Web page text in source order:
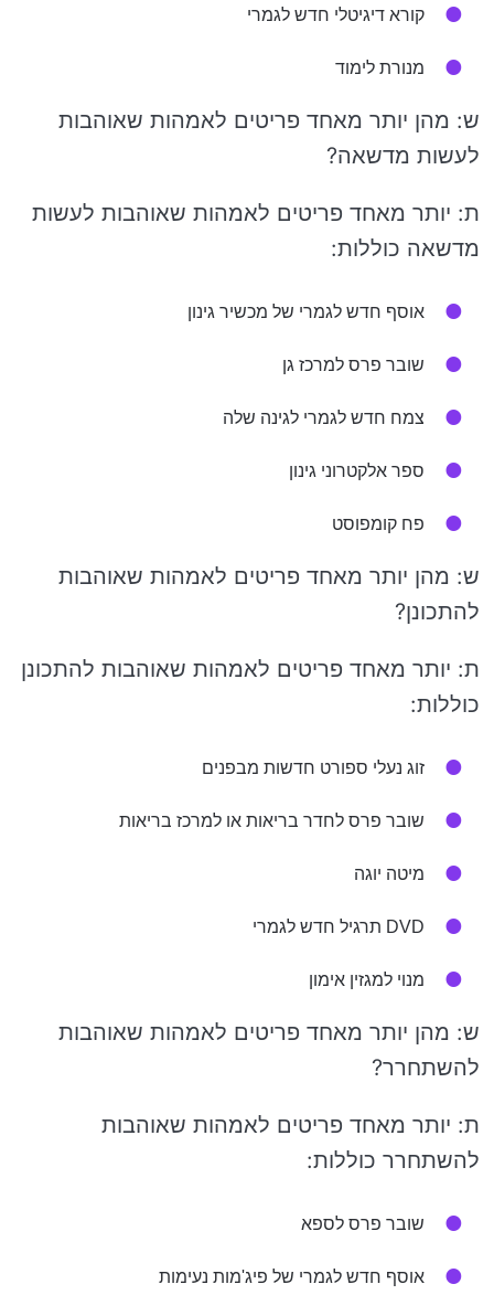
קורא דיגיטלי חדש לגמרי
מנורת לימוד
ש: מהן יותר מאחד פריטים לאמהות שאוהבות
לעשות מדשאה?
ת: יותר מאחד פריטים לאמהות שאוהבות לעשות
מדשאה כוללות:
אוסף חדש לגמרי של מכשיר גינון
שובר פרס למרכז גן
צמח חדש לגמרי לגינה שלה
ספר אלקטרוני גינון
פח קומפוסט
ש: מהן יותר מאחד פריטים לאמהות שאוהבות
להתכונן?
ת: יותר מאחד פריטים לאמהות שאוהבות להתכונן
כוללות:
זוג נעלי ספורט חדשות מבפנים
שובר פרס לחדר בריאות או למרכז בריאות
מיטה יוגה
DVD תרגיל חדש לגמרי
מנוי למגזין אימון
ש: מהן יותר מאחד פריטים לאמהות שאוהבות
להשתחרר?
ת: יותר מאחד פריטים לאמהות שאוהבות
להשתחרר כוללות:
שובר פרס לספא
אוסף חדש לגמרי של פיג'מות נעימות